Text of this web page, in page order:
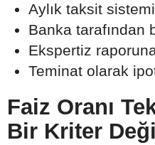
Aylık taksit sistemi
Banka tarafından
Ekspertiz
Teminat olarak
Faiz Oranı
Bir Kriter